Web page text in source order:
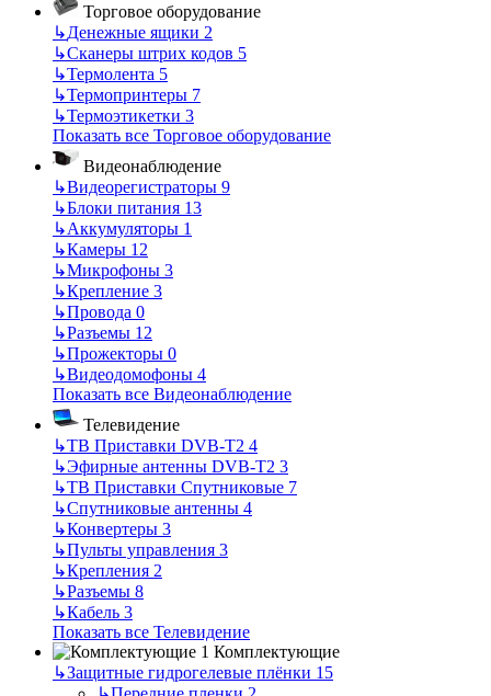
Торговое оборудование
↳Денежные ящики 2
↳Сканеры штрих кодов 5
↳Термолента 5
↳Термопринтеры 7
↳Термоэтикетки 3
Показать все Торговое оборудование
Видеонаблюдение
↳Видеорегистраторы 9
↳Блоки питания 13
↳Аккумуляторы 1
↳Камеры 12
↳Микрофоны 3
↳Крепление 3
↳Провода 0
↳Разъемы 12
↳Прожекторы 0
↳Видеодомофоны 4
Показать все Видеонаблюдение
Телевидение
↳ТВ Приставки DVB-T2 4
↳Эфирные антенны DVB-T2 3
↳ТВ Приставки Спутниковые 7
↳Спутниковые антенны 4
↳Конвертеры 3
↳Пульты управления 3
↳Крепления 2
↳Разъемы 8
↳Кабель 3
Показать все Телевидение
Комплектующие
↳Защитные гидрогелевые плёнки 15